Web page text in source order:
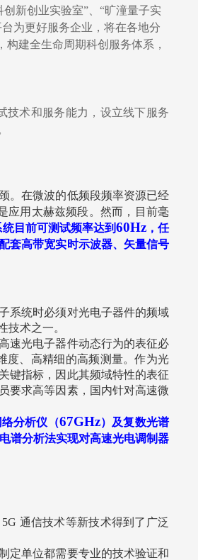
创新创业实验室” “旷潼量子实
为更好服务企业，将在各地分
构建全生命周期科创服务体系，
技术和服务能力，设立线下服务
。在微波的低频段频率资源已经
应用太赫兹频段。然而，目前毫
目前可测试频率达到60Hz，任
套高带宽实时示波器、矢量信号
系统时必须对光电子器件的频域
技术之一。
速光电子器件动态行为的表征必
度、高精细的高频测量。作为光
键指标，因此其频域特性的表征
要求高等因素，国内针对高速微
分析仪（67GHz）及复数光谱
谱分析法实现对高速光电调制器
5G 通信技术等新技术得到了广泛
定单位都需要专业的技术验证和